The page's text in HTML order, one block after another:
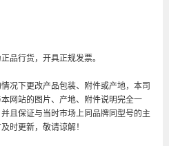
品行货，开具正规发票。
况下更改产品包装、附件或产地，本司
网站的图片、产地、附件说明完全一
且保证与当时市场上同品牌同型号的主
时更新，敬请谅解！